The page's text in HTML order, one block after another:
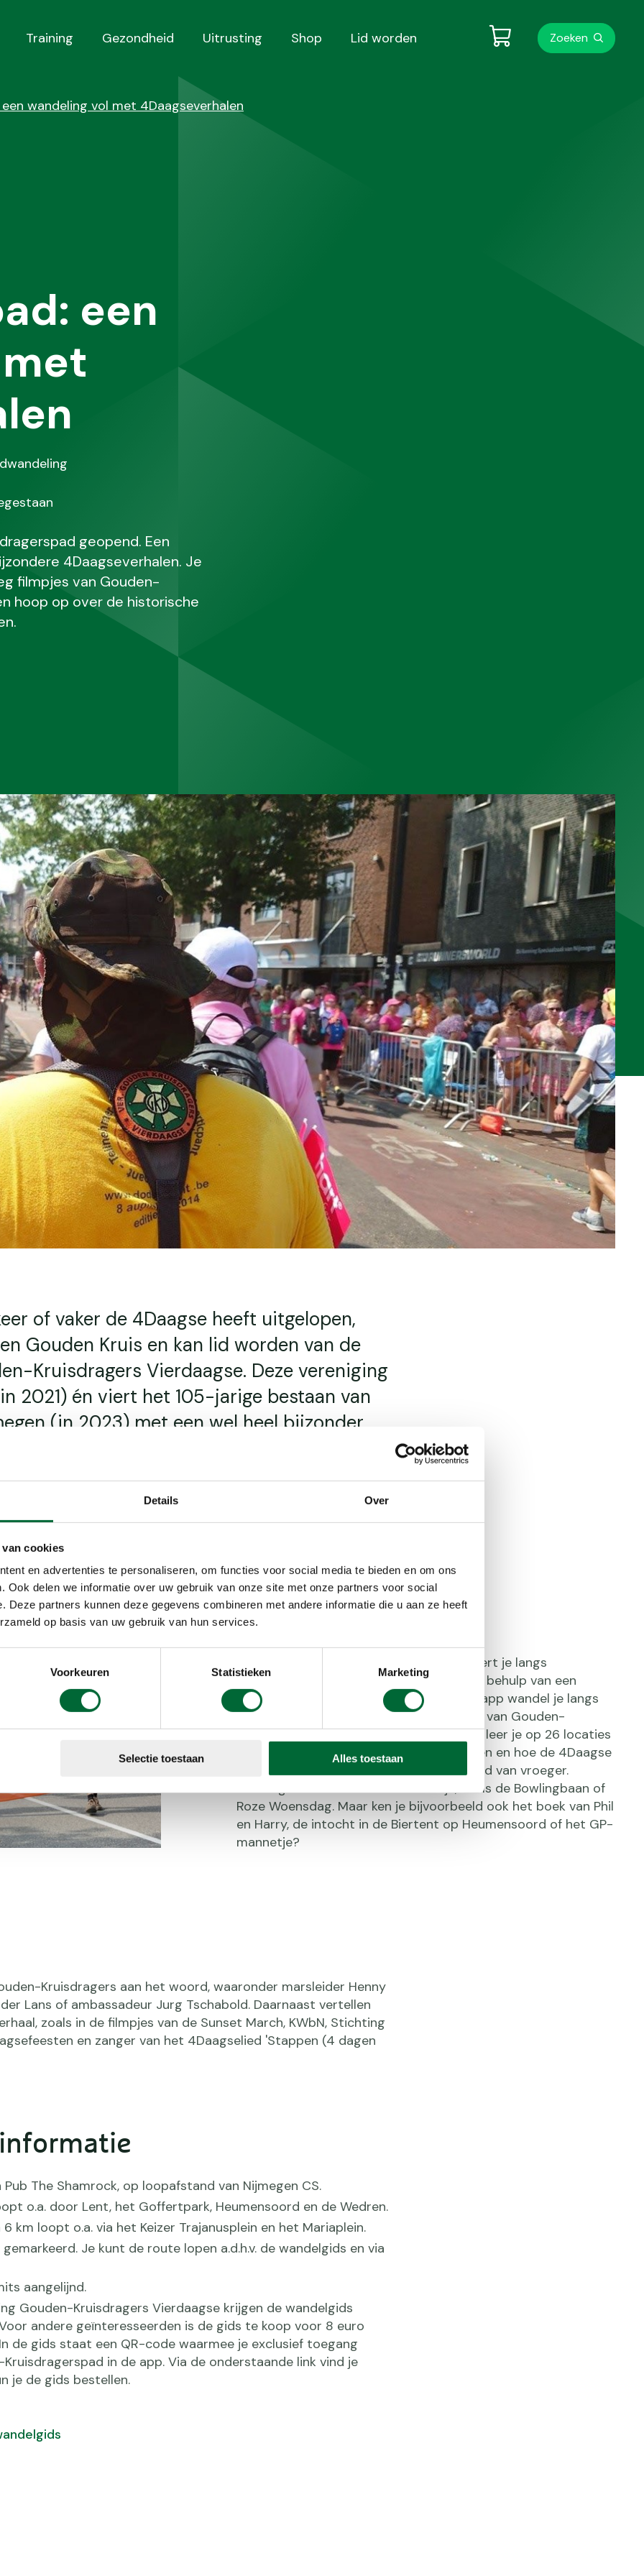
Details Over
cookies
en advertenties te personaliseren, om functies voor social media te bieden en om ons
Ook delen we informatie over uw gebruik van onze site met onze partners voor social
Deze partners kunnen deze gegevens combineren met andere informatie die u aan ze heeft
op basis van uw gebruik van hun services.
Voorkeuren Statistieken Marketing
Selectie toestaan Alles toestaan
Training Gezondheid Uitrusting Shop Lid worden Zoeken
wandeling vol met 4Daagseverhalen
een
geopend. Een
4Daagseverhalen. Je
filmpjes van Gouden-
hoop op over de historische
of vaker de 4Daagse heeft uitgelopen,
Gouden Kruis en kan lid worden van de
Kruisdragers Vierdaagse. Deze vereniging
2021) én viert het 105-jarige bestaan van
(in 2023) met een wel heel bijzonder
Tradities
De wandelroute van 6 of 28 kilometer voert je langs
historische locaties van de 4Daagse. Met behulp van een
routegids en de interactieve Storytrails-app wandel je langs
de persoonlijke verhalen en herinneringen van Gouden-
Kruisdragers. Via korte filmpjes in de app, leer je op 26 locaties
meer over hoe tradities tot stand kwamen en hoe de 4Daagse
is ontstaan. Ook worden er foto’s getoond van vroeger.
Sommige tradities zullen bekend zijn, zoals de Bowlingbaan of
Roze Woensdag. Maar ken je bijvoorbeeld ook het boek van Phil
en Harry, de intocht in de Biertent op Heumensoord of het GP-
mannetje?
Kruisdragers aan het woord, waaronder marsleider Henny
Lans of ambassadeur Jurg Tschabold. Daarnaast vertellen
zoals in de filmpjes van de Sunset March, KWbN, Stichting
en zanger van het 4Daagselied 'Stappen (4 dagen
The Shamrock, op loopafstand van Nijmegen CS.
o.a. door Lent, het Goffertpark, Heumensoord en de Wedren.
km loopt o.a. via het Keizer Trajanusplein en het Mariaplein.
Je kunt de route lopen a.d.h.v. de wandelgids en via
aangelijnd.
Gouden-Kruisdragers Vierdaagse krijgen de wandelgids
andere geïnteresseerden is de gids te koop voor 8 euro
de gids staat een QR-code waarmee je exclusief toegang
in de app. Via de onderstaande link vind je
je de gids bestellen.